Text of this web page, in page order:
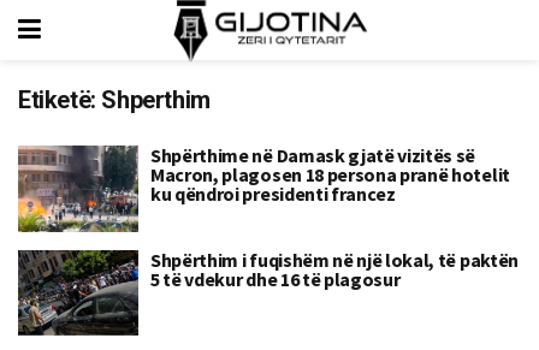
Etiketë: Shperthim
Shpërthime në Damask gjatë vizitës së
Macron, plagosen 18 persona pranë hotelit
ku qëndroi presidenti francez
Shpërthim i fuqishëm në një lokal, të paktën
5 të vdekur dhe 16 të plagosur